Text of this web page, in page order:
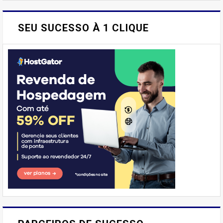
SEU SUCESSO À 1 CLIQUE
E AÍ, PESSOAL! VOCÊ JÁ
IMAGINOU PODER SABOREAR